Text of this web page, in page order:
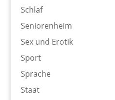
Schlaf
Seniorenheim
Sex und Erotik
Sport
Sprache
Staat